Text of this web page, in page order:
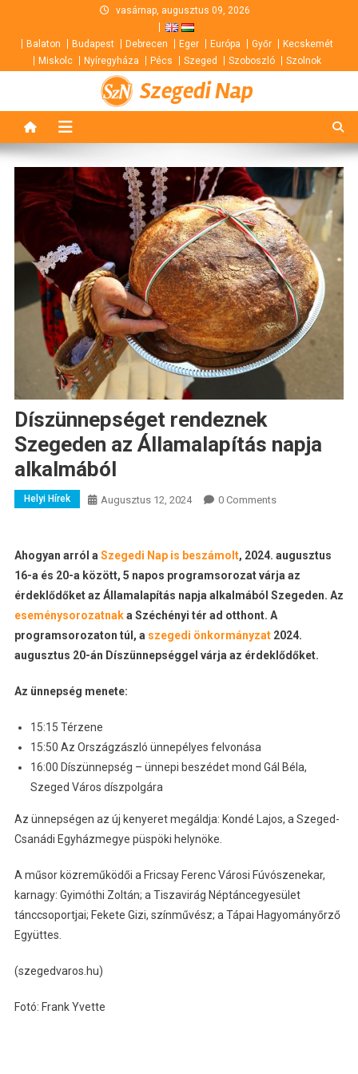
content
vasárnap, augusztus 09, 2026
Balaton Budapest Debrecen Eger Európa Győr
Kecskemét
Miskolc
Nyíregyháza Pécs Szeged Szoboszló Szolnok
Szegedi Nap
Díszünnepséget rendeznek
Szegeden az Államalapítás napja
alkalmából
Helyi Hírek Augusztus 12, 2024 0 Comments
Ahogyan arról aSzegedi Nap is beszámolt, 2024. augusztus
16-a és 20-a között, 5 napos programsorozat várja az
érdeklődőket az Államalapítás napja alkalmából Szegeden. Az
eseménysorozatnaka Széchényi tér ad otthont. A
programsorozaton túl, a szegedi önkormányzat2024.
augusztus 20-án Díszünnepséggel várja az érdeklődőket.
Az ünnepség menete:
15:15 Térzene
15:50 Az Országzászló ünnepélyes felvonása
16:00 Díszünnepség – ünnepi beszédet mond Gál Béla,
Szeged Város díszpolgára
Az ünnepségen az új kenyeret megáldja: Kondé Lajos, a Szeged-
Csanádi Egyházmegye püspöki helynöke.
A műsor közreműködői a Fricsay Ferenc Városi Fúvószenekar,
karnagy: Gyimóthi Zoltán; a Tiszavirág Néptáncegyesület
tánccsoportjai; Fekete Gizi, színművész; a Tápai Hagyományőrző
Együttes.
(szegedvaros.hu)
Fotó: Frank Yvette